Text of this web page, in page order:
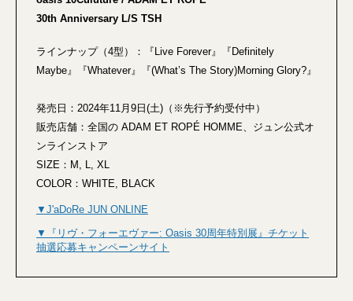
30th Anniversary L/S TSH
ラインナップ（4型）：『Live Forever』『Definitely
Maybe』『Whatever』『(What’s The Story)Morning Glory?』
発売日：2024年11月9日(土)（※先行予約受付中）
販売店舗：全国の ADAM ET ROPÉ HOMME、ジュン公式オ
ンラインストア
SIZE：M, L, XL
COLOR：WHITE, BLACK
▼J'aDoRe JUN ONLINE
▼『リヴ・フォーエヴァー: Oasis 30周年特別展』チケット
抽選応募キャンペーンサイト